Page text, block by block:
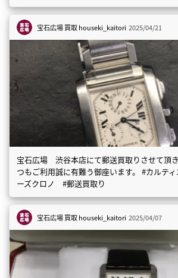
宝石広場 買取houseki_kaitori 2025/04/21
宝石広場 渋谷本店にて郵送買取りさせて頂
つもご利用誠に有難う御座います。 #カルテ
ーズクロノ #郵送買取り
宝石広場 買取houseki_kaitori 2025/04/07